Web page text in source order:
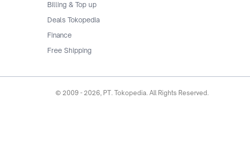
Billing & Top up
Deals Tokopedia
Finance
Free Shipping
© 2009 - 2026, PT. Tokopedia. All Rights Reserved.